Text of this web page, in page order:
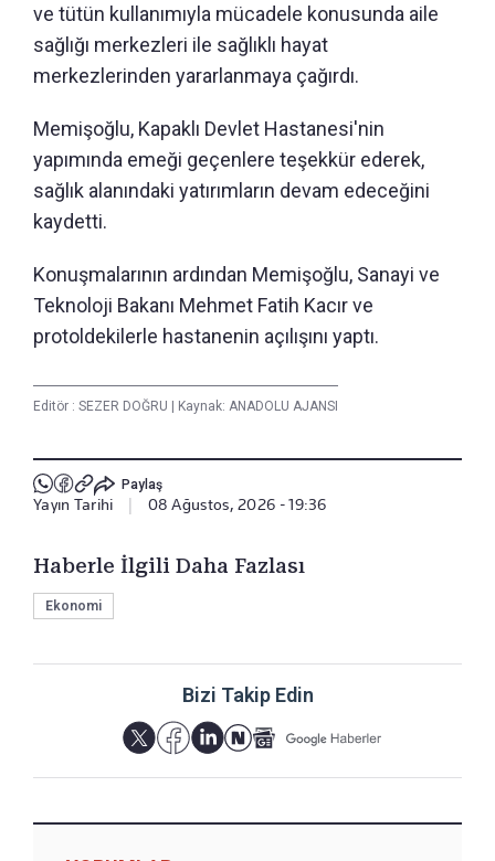
ve tütün kullanımıyla mücadele konusunda aile
sağlığı merkezleri ile sağlıklı hayat
merkezlerinden yararlanmaya çağırdı.
Memişoğlu, Kapaklı Devlet Hastanesi'nin
yapımında emeği geçenlere teşekkür ederek,
sağlık alanındaki yatırımların devam edeceğini
kaydetti.
Konuşmalarının ardından Memişoğlu, Sanayi ve
Teknoloji Bakanı Mehmet Fatih Kacır ve
protoldekilerle hastanenin açılışını yaptı.
Editör : SEZER DOĞRU | Kaynak: ANADOLU AJANSI
Paylaş
Yayın Tarihi | 08 Ağustos, 2026 - 19:36
Haberle İlgili Daha Fazlası
Ekonomi
Bizi Takip Edin